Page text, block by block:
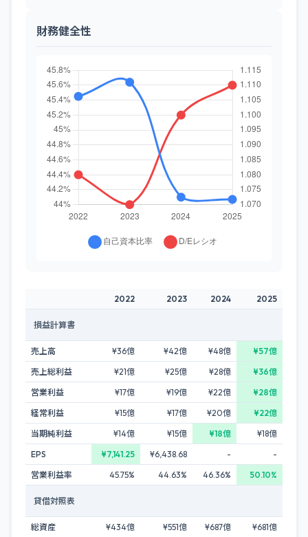
財務健全性
2022 2023 2024 2025
損益計算書
売上高 ¥36億 ¥42億 ¥48億
¥57億
売上総利益
¥21億 ¥25億 ¥28億
¥36億
営業利益
¥17億 ¥19億 ¥22億
¥28億
経常利益
¥15億 ¥17億 ¥20億
¥22億
当期純利益
¥14億 ¥15億 ¥18億
¥18億
EPS
¥7,141.25 ¥6,438.68 -
-
営業利益率
45.75% 44.63% 46.36% 50.10%
貸借対照表
総資産 ¥434億 ¥551億 ¥687億
¥681億